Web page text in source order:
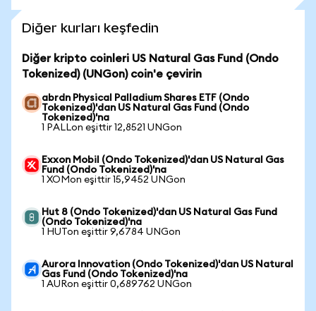
Diğer kurları keşfedin
Diğer kripto coinleri US Natural Gas Fund (Ondo
Tokenized) (UNGon) coin'e çevirin
abrdn Physical Palladium Shares ETF (Ondo
Tokenized)'dan US Natural Gas Fund (Ondo
Tokenized)'na
1 PALLon eşittir 12,8521 UNGon
Exxon Mobil (Ondo Tokenized)'dan US Natural Gas
Fund (Ondo Tokenized)'na
1 XOMon eşittir 15,9452 UNGon
Hut 8 (Ondo Tokenized)'dan US Natural Gas Fund
(Ondo Tokenized)'na
1 HUTon eşittir 9,6784 UNGon
Aurora Innovation (Ondo Tokenized)'dan US Natural
Gas Fund (Ondo Tokenized)'na
1 AURon eşittir 0,689762 UNGon